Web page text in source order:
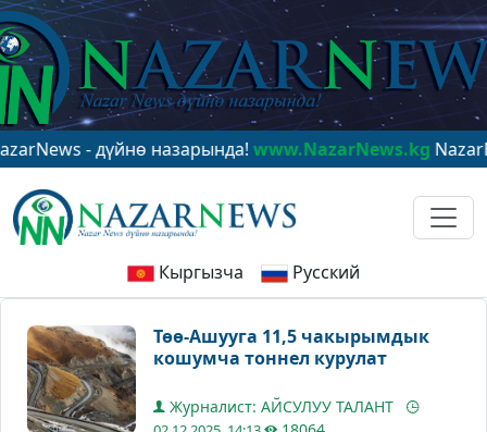
- дүйнө назарында!www.NazarNews.kg
Кыргызча Русский
Төө-Ашууга 11,5 чакырымдык
кошумча тоннел курулат
Журналист: АЙСУЛУУ ТАЛАНТ